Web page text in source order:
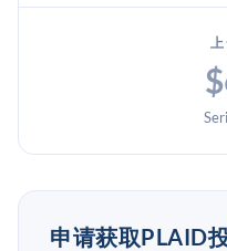
申请获取PLAID